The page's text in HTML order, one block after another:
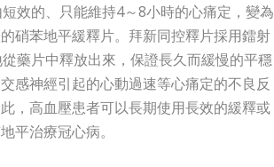
效的、只能維持4～8小時的心痛定，變為
硝苯地平緩釋片。拜新同控釋片採用鐳射
藥片中釋放出來，保證長久而緩慢的平穩
感神經引起的心動過速等心痛定的不良反
，高血壓患者可以長期使用長效的緩釋或
平治療冠心病。